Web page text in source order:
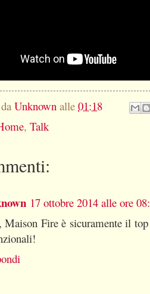
Unknown alle 01:18
, Talk
17 ottobre 2014 alle ore
Maison Fire è sicuramente il